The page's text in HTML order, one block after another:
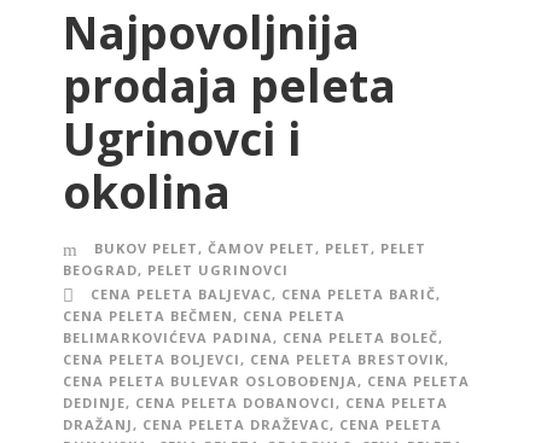
Najpovoljnija
prodaja peleta
Ugrinovci i
okolina
BUKOV PELET, ČAMOV PELET, PELET, PELET
BEOGRAD, PELET UGRINOVCI
CENA PELETA BALJEVAC, CENA PELETA BARIČ,
CENA PELETA BEČMEN, CENA PELETA
BELIMARKOVIĆEVA PADINA, CENA PELETA BOLEČ,
CENA PELETA BOLJEVCI, CENA PELETA BRESTOVIK,
CENA PELETA BULEVAR OSLOBOĐENJA, CENA PELETA
DEDINJE, CENA PELETA DOBANOVCI, CENA PELETA
DRAŽANJ, CENA PELETA DRAŽEVAC, CENA PELETA